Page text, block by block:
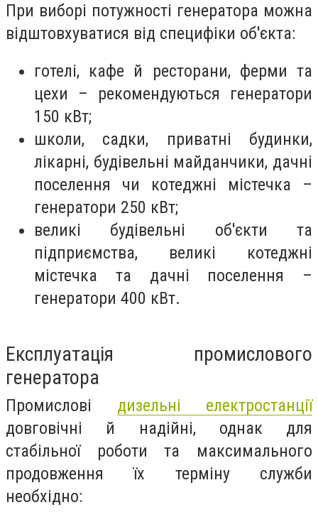
При виборі потужності генератора можна
відштовхуватися від специфіки об'єкта:
готелі, кафе й ресторани, ферми та
цехи – рекомендуються генератори
150 кВт;
школи, садки, приватні будинки,
лікарні, будівельні майданчики, дачні
поселення чи котеджні містечка –
генератори 250 кВт;
великі будівельні об'єкти та
підприємства, великі котеджні
містечка та дачні поселення –
генератори 400 кВт.
Експлуатація промислового
генератора
Промислові дизельні електростанції
довговічні й надійні, однак для
стабільної роботи та максимального
продовження їх терміну служби
необхідно: